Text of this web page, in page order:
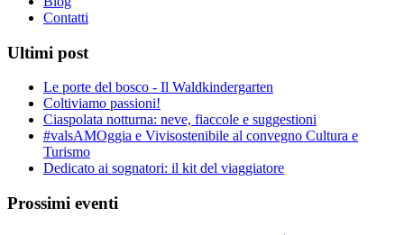
Contatti
Ultimi post
Le porte del bosco - Il Waldkindergarten
Coltiviamo passioni!
Ciaspolata notturna: neve, fiaccole e suggestioni
#valsAMOggia e Vivisostenibile al convegno Cultura e
Turismo
Dedicato ai sognatori: il kit del viaggiatore
Prossimi eventi